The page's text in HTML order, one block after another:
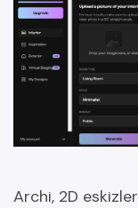
Archi, 2D